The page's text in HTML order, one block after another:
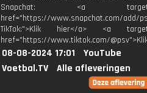
Snapchat: <a
href="https://www.snapchat.com/add/
TikTok:">Klik hier</a> <a
href="https://www.tiktok.com/
08-08-2024 17:01
YouTube
Voetbal.TV
Alle afleveringen